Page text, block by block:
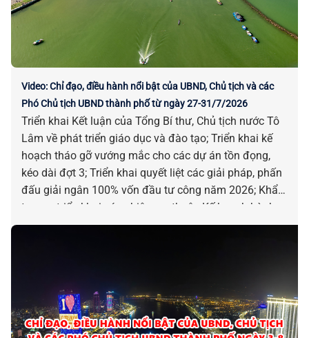
Video: Chỉ đạo, điều hành nổi bật của UBND, Chủ tịch và các
Phó Chủ tịch UBND thành phố từ ngày 27-31/7/2026
Triển khai Kết luận của Tổng Bí thư, Chủ tịch nước Tô
Lâm về phát triển giáo dục và đào tạo; Triển khai kế
hoạch tháo gỡ vướng mắc cho các dự án tồn đọng,
kéo dài đợt 3; Triển khai quyết liệt các giải pháp, phấn
đấu giải ngân 100% vốn đầu tư công năm 2026; Khẩn
trương triển khai các nhiệm vụ thuộc Kế hoạch hành
động 100 ngày xử lý điểm nghẽn về chuyển đổi số;
TTHC liên quan đến tàu cá và khai thác thủy sản; Triển
khai Chiến dịch 100 ngày tạo lập, cập nhật Sổ sức
khỏe điện tử trên ứng dụng VNeID thông qua liên